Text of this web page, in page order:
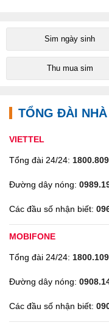
Sim ngày sinh
Thu mua sim
TỔNG ĐÀI
VIETTEL
Tổng đài 24/24:
Đường dây nóng:
Các đầu số nhận biết:
MOBIFONE
Tổng đài 24/24:
Đường dây nóng:
Các đầu số nhận biết: